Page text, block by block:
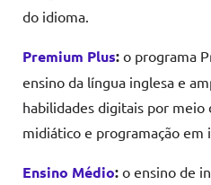
do idioma.
Premium Plus: o programa
ensino da língua inglesa e
habilidades digitais por
midiático e programação em
Ensino Médio: o ensino de